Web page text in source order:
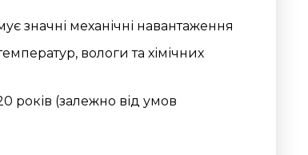
значні механічні навантаження
вологи та хімічних
років (залежно від умов